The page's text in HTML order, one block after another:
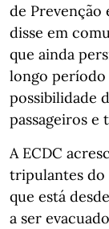
de Prevenção
disse em
que ainda
longo período
possibilidade
passageiros e
A ECDC
tripulantes do
que está
a ser